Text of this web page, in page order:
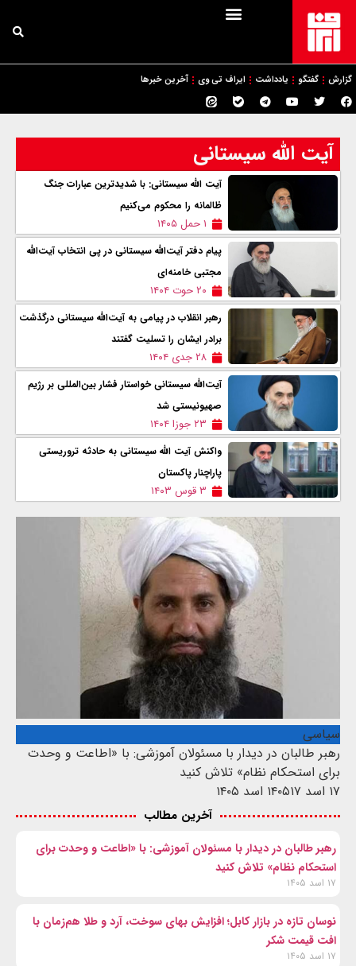
گزارش گفتگو یادداشت ایراف تی وی آخرین خبرها
آیت الله سیستانی
آیت الله سیستانی: با شدیدترین عبارات جنگ
ظالمانه را محکوم می‌کنیم
۱ حمل ۱۴۰۵
پیام دفتر آیت‌الله سیستانی در پی انتخاب آیت‌الله
مجتبی خامنه‌ای
۲۰ حوت ۱۴۰۴
رهبر انقلاب در پیامی به آیت‌الله سیستانی درگذشت
برادر ایشان را تسلیت گفتند
۲۸ جدی ۱۴۰۴
آیت‌الله سیستانی خواستار فشار بین‌المللی بر رژیم
صهیونیستی شد
۲۳ جوزا ۱۴۰۴
واکنش آیت الله سیستانی به حادثه تروریستی
پاراچنار پاکستان
۳ قوس ۱۴۰۳
سیاسی
رهبر طالبان در دیدار با مسئولان آموزشی: با «اطاعت و وحدت
برای استحکام نظام» تلاش کنید
۱۷ اسد ۱۴۰۵
۱۷ اسد ۱۴۰۵
آخرین مطالب
رهبر طالبان در دیدار با مسئولان آموزشی: با «اطاعت و وحدت برای
استحکام نظام» تلاش کنید
۱۷ اسد ۱۴۰۵
نوسان تازه در بازار کابل؛ افزایش بهای سوخت، آرد و طلا هم‌زمان با
افت قیمت شکر
۱۷ اسد ۱۴۰۵